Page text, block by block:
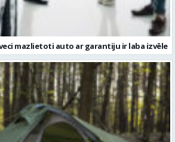
mazlietoti auto ar garantiju ir laba izvēle